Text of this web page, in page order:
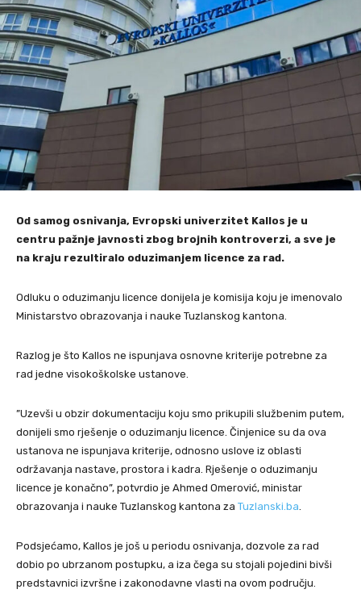
Od samog osnivanja, Evropski univerzitet Kallos je u
centru pažnje javnosti zbog brojnih kontroverzi, a sve je
na kraju rezultiralo oduzimanjem licence za rad.
Odluku o oduzimanju licence donijela je komisija koju je imenovalo
Ministarstvo obrazovanja i nauke Tuzlanskog kantona.
Razlog je što Kallos ne ispunjava osnovne kriterije potrebne za
rad jedne visokoškolske ustanove.
”Uzevši u obzir dokumentaciju koju smo prikupili službenim putem,
donijeli smo rješenje o oduzimanju licence. Činjenice su da ova
ustanova ne ispunjava kriterije, odnosno uslove iz oblasti
održavanja nastave, prostora i kadra. Rješenje o oduzimanju
licence je konačno”, potvrdio je Ahmed Omerović, ministar
obrazovanja i nauke Tuzlanskog kantona za Tuzlanski.ba
Podsjećamo, Kallos je još u periodu osnivanja, dozvole za rad
dobio po ubrzanom postupku, a iza čega su stojali pojedini bivši
predstavnici izvršne i zakonodavne vlasti na ovom području.